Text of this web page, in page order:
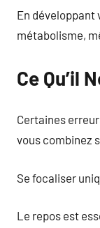
En développant
métabolisme,
Ce Qu’il
Certaines
vous combinez
Se focaliser
Le repos est